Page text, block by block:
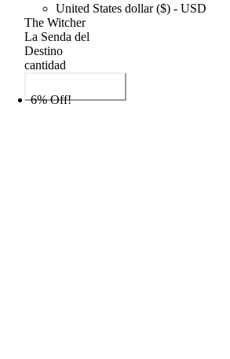
United States dollar ($) - USD
The Witcher
La Senda del
Destino
cantidad
6% Off!